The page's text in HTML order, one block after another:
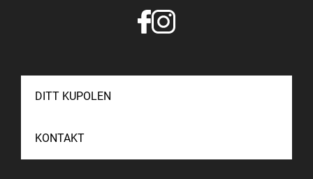
DITT KUPOLEN
KONTAKT